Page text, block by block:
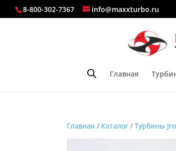
8-800-302-7367 info@maxxturbo.ru
Главная
Главная / Каталог /Турбины